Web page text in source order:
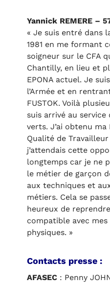
Yannick REMERE –
« Je suis entré dans
1981 en me formant
soigneur sur le CFA
Chantilly, en lieu et
EPONA actuel. Je
l’Armée et en
FUSTOK. Voilà
suis arrivé au service
verts. J’ai obtenu ma
Qualité de
j’attendais cette
longtemps car je ne
le métier de garçon
aux techniques et
métiers. Cela se
heureux de
compatible avec
physiques. »
Contacts presse :
AFASEC: Penny